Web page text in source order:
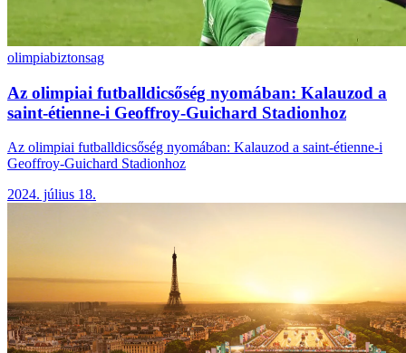
olimpiabiztonsag
Az olimpiai futballdicsőség nyomában: Kalauzod a
saint-étienne-i Geoffroy-Guichard Stadionhoz
Az olimpiai futballdicsőség nyomában: Kalauzod a saint-étienne-i
Geoffroy-Guichard Stadionhoz
2024. július 18.